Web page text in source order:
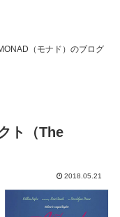
（モナド）のブログ
ト（The
2018.05.21